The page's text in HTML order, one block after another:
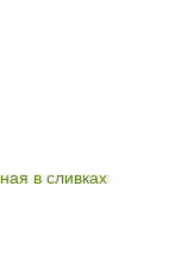
в сливках